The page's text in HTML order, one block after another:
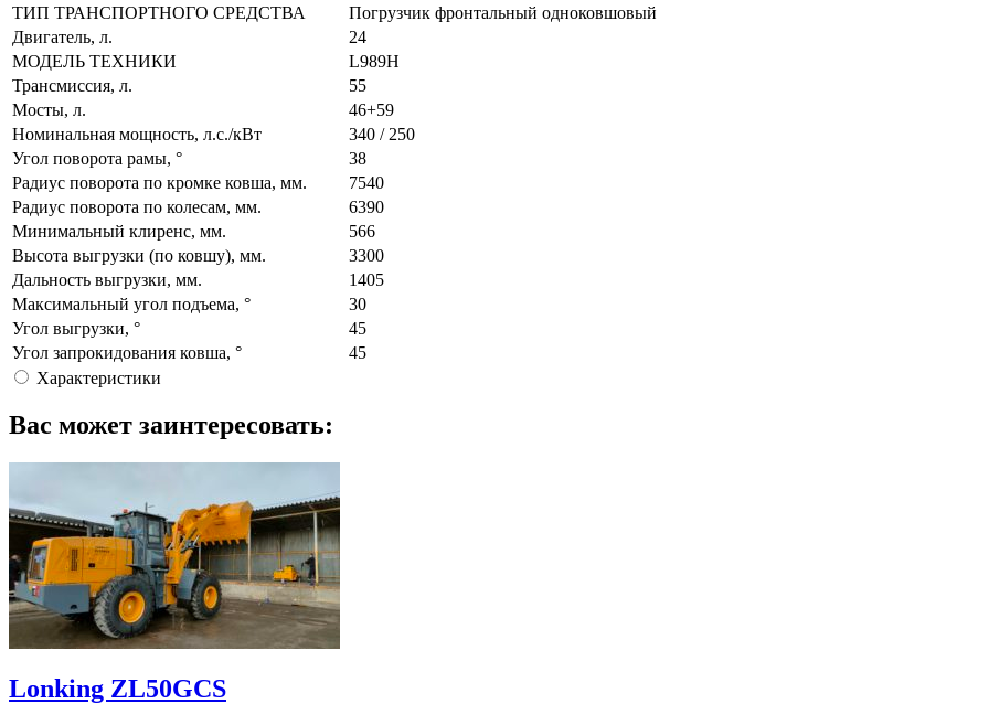
ТИП ТРАНСПОРТНОГО СРЕДСТВА
Погрузчик фронтальный одноковшовый
Двигатель, л.
24
МОДЕЛЬ ТЕХНИКИ
L989H
Трансмиссия, л.
55
Мосты, л.
46+59
Номинальная мощность, л.с./кВт
340 / 250
Угол поворота рамы, °
38
Радиус поворота по кромке ковша, мм.
7540
Радиус поворота по колесам, мм.
6390
Минимальный клиренс, мм.
566
Высота выгрузки (по ковшу), мм.
3300
Дальность выгрузки, мм.
1405
Максимальный угол подъема, °
30
Угол выгрузки, °
45
Угол запрокидования ковша, °
45
Характеристики
Вас может заинтересовать:
Lonking ZL50GCS